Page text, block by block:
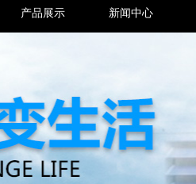
产品展示 新闻中心